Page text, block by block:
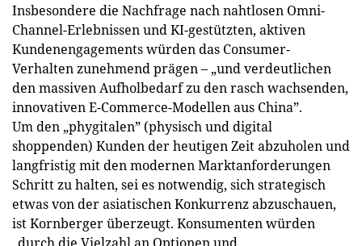
Insbesondere die Nachfrage nach nahtlosen Omni-
Channel-Erlebnissen und KI-gestützten, aktiven
Kundenengagements würden das Consumer-
Verhalten zunehmend prägen – „und verdeutlichen
den massiven Aufholbedarf zu den rasch wachsenden,
innovativen E-Commerce-Modellen aus China”.
Um den „phygitalen” (physisch und digital
shoppenden) Kunden der heutigen Zeit abzuholen und
langfristig mit den modernen Marktanforderungen
Schritt zu halten, sei es notwendig, sich strategisch
etwas von der asiatischen Konkurrenz abzuschauen,
ist Kornberger überzeugt. Konsumenten würden
„durch die Vielzahl an Optionen und